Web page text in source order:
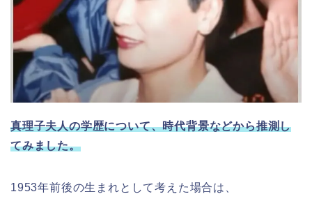
真理子夫人の学歴について、時代背景などから推測し
てみました。
1953年前後の生まれとして考えた場合は、